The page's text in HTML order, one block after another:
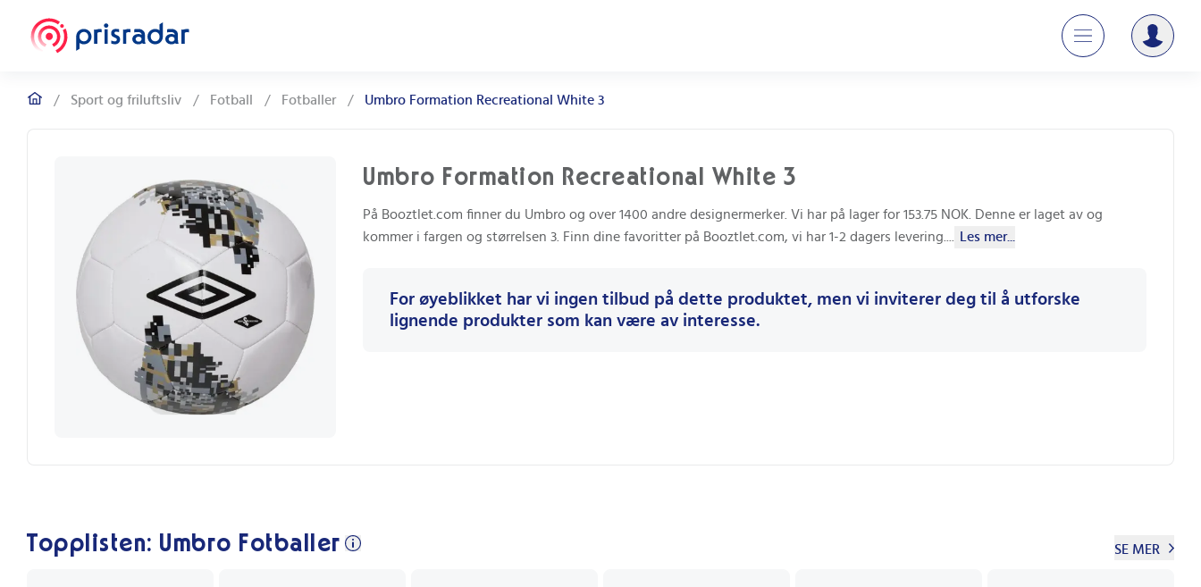
/ Sport og friluftsliv / Fotball / Fotballer / Umbro Formation Recreational White 3
Umbro Formation Recreational White 3
På Booztlet.com finner du Umbro og over 1400 andre designermerker. Vi har på lager for 153.75 NOK. Denne er laget av og
kommer i fargen og størrelsen 3. Finn dine favoritter på Booztlet.com, vi har 1-2 dagers levering.
Les mer...
For øyeblikket har vi ingen tilbud på dette produktet, men vi inviterer deg til å utforske
lignende produkter som kan være av interesse.
Topplisten: Umbro Fotballer SE MER